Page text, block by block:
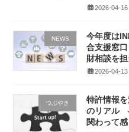
2026-04-16
NEWS
今年度は
合支援窓
財相談を
2026-04-13
つぶやき
特許情報
のリアル
関わって